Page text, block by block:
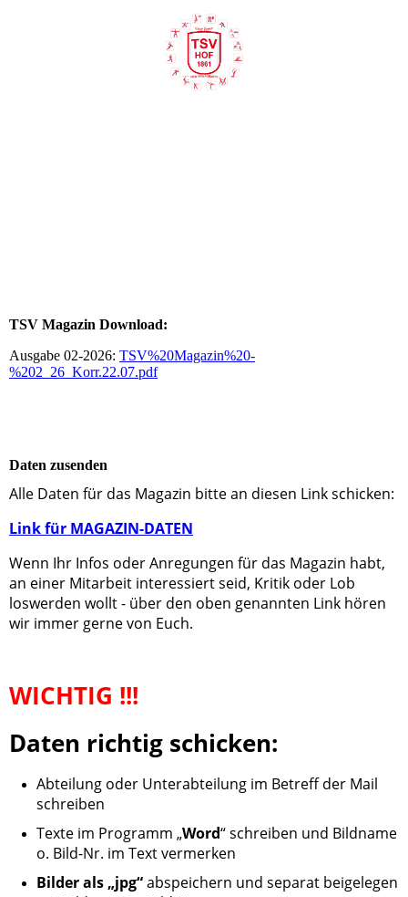
TSV Magazin Download:
Ausgabe 02-2026: TSV%20Magazin%20-
%202_26_Korr.22.07.pdf
Daten zusenden
Alle Daten für das Magazin bitte an diesen Link schicken:
Link für MAGAZIN-DATEN
Wenn Ihr Infos oder Anregungen für das Magazin habt,
an einer Mitarbeit interessiert seid, Kritik oder Lob
loswerden wollt - über den oben genannten Link hören
wir immer gerne von Euch.
WICHTIG !!!
Daten richtig schicken:
Abteilung oder Unterabteilung im Betreff der Mail
schreiben
Texte im Programm „Word“ schreiben und Bildname
o. Bild-Nr. im Text vermerken
Bilder als „jpg“abspeichern und separat beigelegen